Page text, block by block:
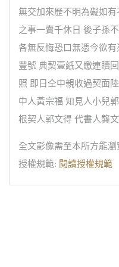
無交加來歷不明為礙如
之事一賣千休日 後子孫
各無反悔恐口無憑今欲
豐號 典契壹紙又繳連贖
照 即日仝中親收過契面
中人黃宗福 知見人小兒
根契人郭文得 代書人龔
全文影像需至本所方能瀏
授權規範: 閱讀授權規範